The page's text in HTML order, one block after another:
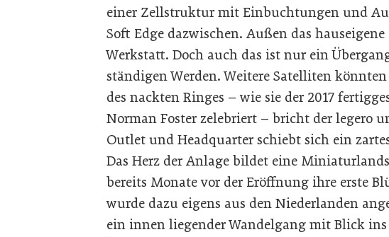
einer Zellstruktur mit Einbuchtungen und
Soft Edge dazwischen. Außen das
Werkstatt. Doch auch das ist nur ein
ständigen Werden. Weitere Satelliten
des nackten Ringes – wie sie der 2017
Norman Foster zelebriert – bricht der legero
Outlet und Headquarter schiebt sich ein
Das Herz der Anlage bildet eine
bereits Monate vor der Eröffnung ihre erste
wurde dazu eigens aus den Niederlanden
ein innen liegender Wandelgang mit Blick